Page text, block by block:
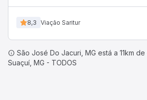
8,3 Viação Saritur
São José Do Jacuri, MG está a 11km
Suaçuí, MG - TODOS